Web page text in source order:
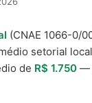
(CNAE 1066-0/
setorial
de R$ 1.750 —